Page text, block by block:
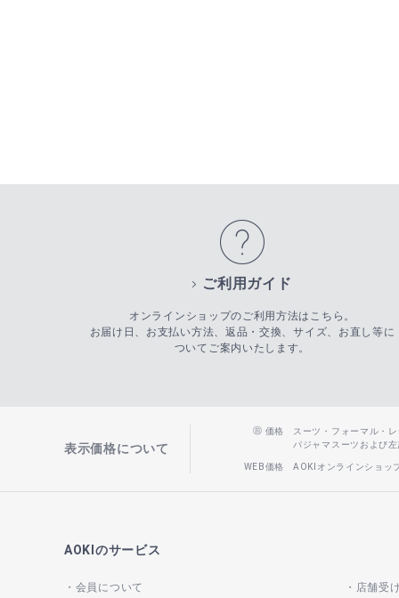
ご利用ガイド
オンラインショップのご利用方法はこちら。
お届け日、お支払い方法、返品・交換、サイズ、お直し等に
ついてご案内いたします。
表示価格について
価格
スーツ・フォーマル・
パジャマスーツおよび
WEB価格 AOKIオンラインショッ
AOKIのサービス
会員について 店舗受